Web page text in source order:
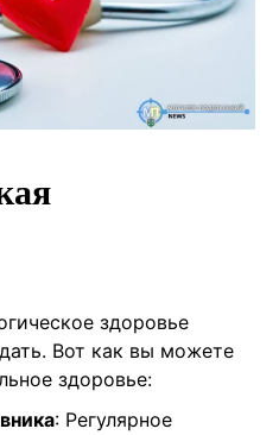
здоровье
Вот как вы можете
здоровье:
: Регулярное